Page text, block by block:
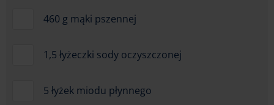
460 g mąki pszennej
1,5 łyżeczki sody oczyszczonej
5 łyżek miodu płynnego